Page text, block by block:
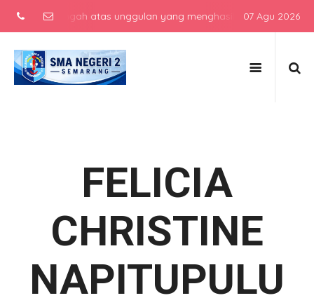
menengah atas unggulan yang menghasilkan lulusan
07 Agu 2026
FELICIA
CHRISTINE
NAPITUPULU